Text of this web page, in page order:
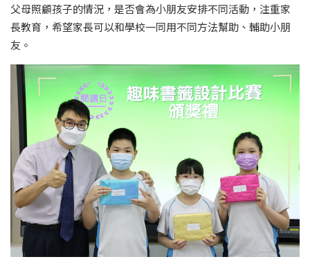
父母照顧孩子的情況，是否會為小朋友安排不同活動，注重家
長教育，希望家長可以和學校一同用不同方法幫助、輔助小朋
友。